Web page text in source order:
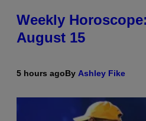
Weekly
August 15
5 hours agoBy Ashley Fike